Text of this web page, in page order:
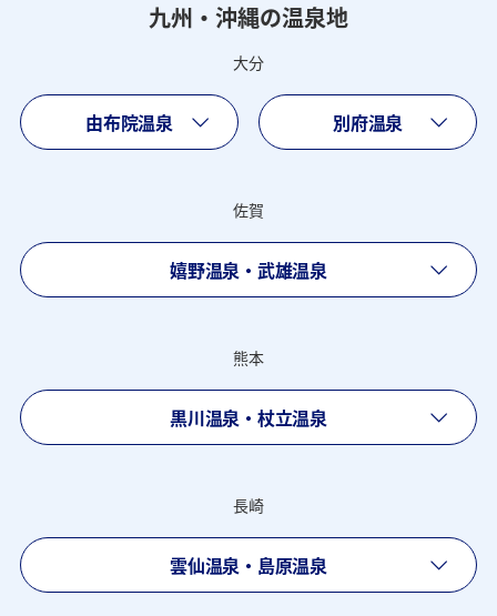
九州・沖縄の温泉地
大分
由布院温泉 別府温泉
佐賀
嬉野温泉・武雄温泉
熊本
黒川温泉・杖立温泉
長崎
雲仙温泉・島原温泉